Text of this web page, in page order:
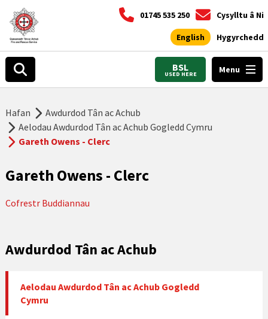
01745 535 250 Cysylltu â Ni
English Hygyrchedd
BSL
USED HERE Menu
Hafan
Awdurdod Tân ac Achub
Aelodau Awdurdod Tân ac Achub Gogledd Cymru
Gareth Owens - Clerc
Gareth Owens - Clerc
Cofrestr Buddiannau
Awdurdod Tân ac Achub
Aelodau Awdurdod Tân ac Achub Gogledd
Cymru